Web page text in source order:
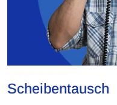
Scheibentausch